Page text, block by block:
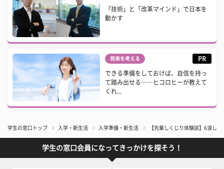
「技術」と「改革マインド」で日本を
動かす
将来を考える PR
できる準備をしておけば、自信を持っ
て踏み出せる――ヒコロヒーが教えて
くれ...
学生の窓口トップ 入学・新生活 入学準備・新生活 【先輩しくじり体験談】6浪し
学生の窓口会員になってきっかけを探そう！